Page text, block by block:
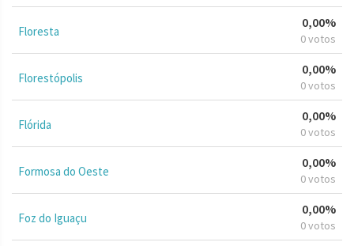
Floresta
0,00%
0 votos
Florestópolis
0,00%
0 votos
Flórida
0,00%
0 votos
Formosa do Oeste
0,00%
0 votos
Foz do Iguaçu
0,00%
0 votos